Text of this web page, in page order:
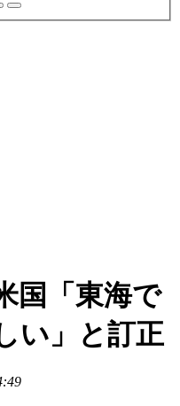
国「東海で
い」と訂正